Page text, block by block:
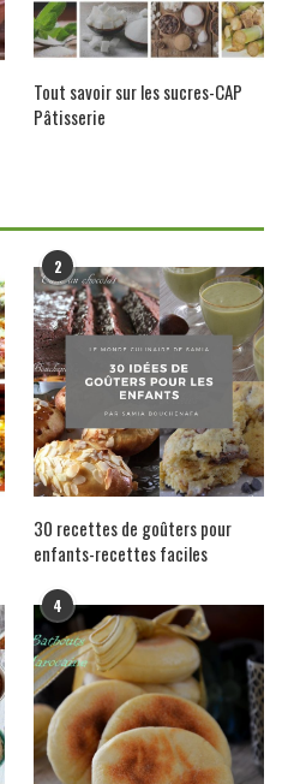
Tout savoir sur les sucres-CAP
Pâtisserie
2
30 recettes de goûters pour
enfants-recettes faciles
4